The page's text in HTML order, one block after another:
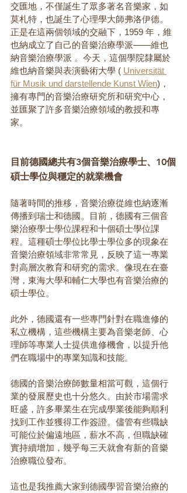
交匯地，不僅誕生了眾多著名音樂家，如
莫札特，也誕生了心理學大師弗洛伊德。
正是在這兩個領域的交融下，1959 年，維
也納成立了自己的音樂治療學派——維也
納音樂治療學派 。今天，這個學院隸屬於
維也納音樂與表演藝術大學 ( Universität
für Musik und darstellende Kunst Wien)，
擁有專門的音樂治療研究所和研究中心，
並匯聚了許多音樂治療領域的教授和專
家。
目前德國總共有3個音樂治療學士、10個
碩士學位與穩定的就業機會
隨著時間的推移，音樂治療從維也納逐漸
傳播到瑞士和德國。目前，德國有三個音
樂治療學士學位課程和十個碩士學位課
程。這種碩士學位比學士學位多的現象在
音樂治療領域非常常見，反映了這一專業
對高層次教育和研究的需求。像現在在臺
灣，東海大學和輔仁大學也有音樂治療的
碩士學位。
此外，德國還有一些專門針對在職進修的
私立機構，這些機構主要為音樂老師、心
理師等專業人士提供進修機會，以提升他
們在職場中的專業知識和技能。
德國的音樂治療師數量相當可觀，這個行
業的發展歷史也十分悠久。由於市場需求
旺盛，許多畢業生在完成學業後能夠順利
找到工作並獲得工作簽證。儘管有些職缺
可能位於偏遠地區，薪水不高，但職缺確
實持續增加，幾乎每三天就會有新的音樂
治療職位發布。
這也是我推薦大家到德國學習音樂治療的